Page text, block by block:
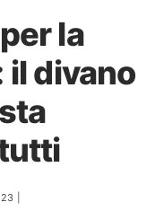
la
il divano